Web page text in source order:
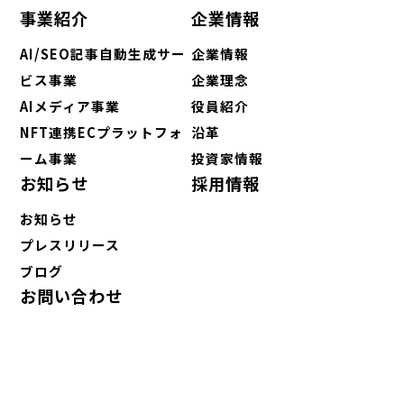
事業紹介
AI/SEO記事自動生成サー
ビス事業
AIメディア事業
NFT連携ECプラットフォ
ーム事業
企業情報
企業情報
企業理念
役員紹介
沿革
投資家情報
お知らせ
お知らせ
プレスリリース
ブログ
採用情報
お問い合わせ